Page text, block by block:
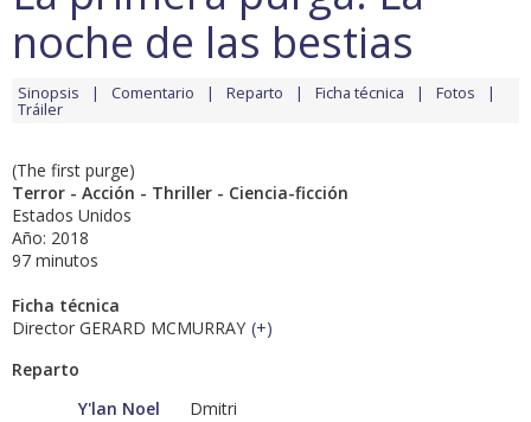
noche de las bestias
Sinopsis Comentario Reparto Ficha técnica Fotos
Tráiler
(The first purge)
Terror - Acción - Thriller - Ciencia-ficción
Estados Unidos
Año: 2018
97 minutos
Ficha técnica
Director GERARD MCMURRAY (+)
Reparto
Y'lan Noel
Dmitri